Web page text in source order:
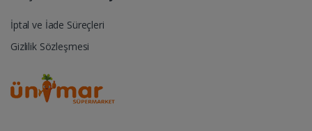
İptal ve İade Süreçleri
Gizlilik Sözleşmesi